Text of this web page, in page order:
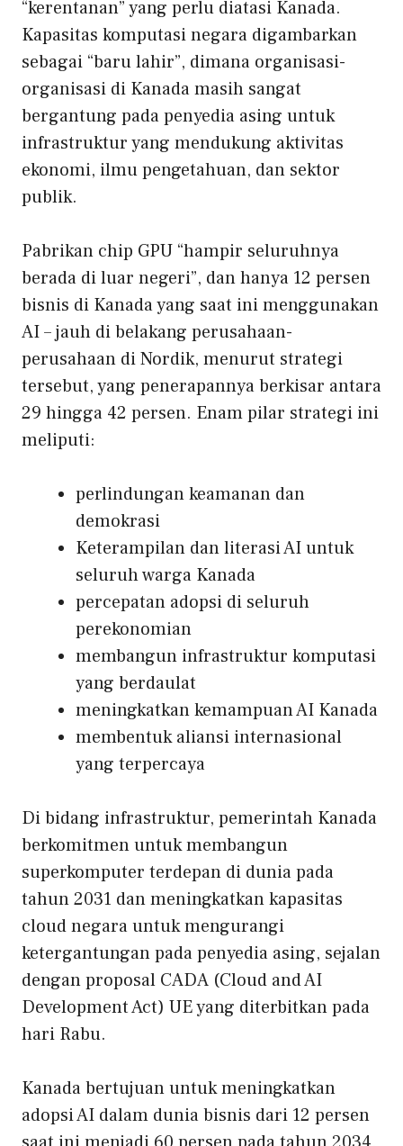
“kerentanan” yang perlu diatasi Kanada.
Kapasitas komputasi negara digambarkan
sebagai “baru lahir”, dimana organisasi-
organisasi di Kanada masih sangat
bergantung pada penyedia asing untuk
infrastruktur yang mendukung aktivitas
ekonomi, ilmu pengetahuan, dan sektor
publik.
Pabrikan chip GPU “hampir seluruhnya
berada di luar negeri”, dan hanya 12 persen
bisnis di Kanada yang saat ini menggunakan
AI – jauh di belakang perusahaan-
perusahaan di Nordik, menurut strategi
tersebut, yang penerapannya berkisar antara
29 hingga 42 persen. Enam pilar strategi ini
meliputi:
perlindungan keamanan dan
demokrasi
Keterampilan dan literasi AI untuk
seluruh warga Kanada
percepatan adopsi di seluruh
perekonomian
membangun infrastruktur komputasi
yang berdaulat
meningkatkan kemampuan AI Kanada
membentuk aliansi internasional
yang terpercaya
Di bidang infrastruktur, pemerintah Kanada
berkomitmen untuk membangun
superkomputer terdepan di dunia pada
tahun 2031 dan meningkatkan kapasitas
cloud negara untuk mengurangi
ketergantungan pada penyedia asing, sejalan
dengan proposal CADA (Cloud and AI
Development Act) UE yang diterbitkan pada
hari Rabu.
Kanada bertujuan untuk meningkatkan
adopsi AI dalam dunia bisnis dari 12 persen